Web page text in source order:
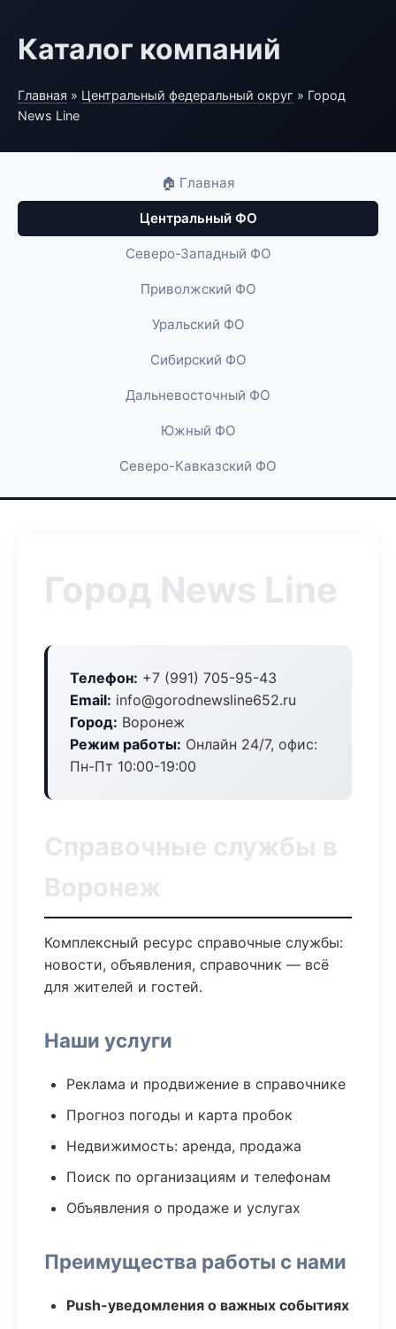
Каталог компаний
Главная » Центральный федеральный округ » Город
News Line
🏠 Главная
Центральный ФО
Северо-Западный ФО
Приволжский ФО
Уральский ФО
Сибирский ФО
Дальневосточный ФО
Южный ФО
Северо-Кавказский ФО
Город News Line
Телефон: +7 (991) 705-95-43
Email: info@gorodnewsline652.ru
Город: Воронеж
Режим работы: Онлайн 24/7, офис:
Пн-Пт 10:00-19:00
Справочные службы в
Воронеж
Комплексный ресурс справочные службы:
новости, объявления, справочник — всё
для жителей и гостей.
Наши услуги
Реклама и продвижение в справочнике
Прогноз погоды и карта пробок
Недвижимость: аренда, продажа
Поиск по организациям и телефонам
Объявления о продаже и услугах
Преимущества работы с нами
Push-уведомления о важных событиях